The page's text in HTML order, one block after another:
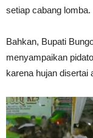
setiap cabang lomba.
Bahkan, Bupati
menyampaikan
karena hujan disertai